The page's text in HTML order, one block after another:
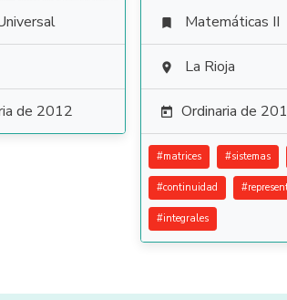
de 2012
 Matemáticas II
 La Rioja
 Ordinaria de
#matrices #sistemas
#continuidad #
#integrales